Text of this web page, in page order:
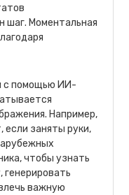
шаг. Моментальная
с помощью ИИ-
Например,
заняты руки,
чтобы узнать
генерировать
важную